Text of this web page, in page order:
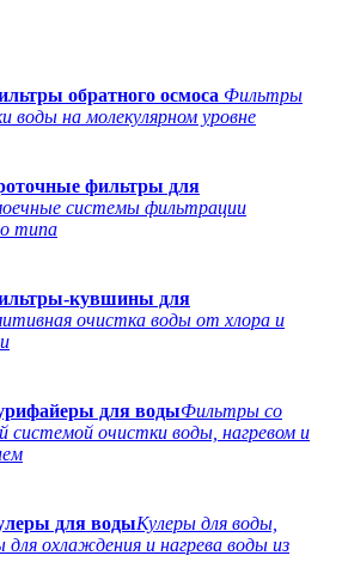
обратного осмоса Фильтры
воды на молекулярном уровне
фильтры для
системы фильтрации
типа
кувшины для
очистка воды от хлора и
для водыФильтры со
системой очистки воды, нагревом и
для водыКулеры для воды,
для охлаждения и нагрева воды из